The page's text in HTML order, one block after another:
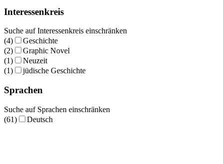
Interessenkreis
Suche auf Interessenkreis einschränken
(4)
Geschichte
(2)
Graphic Novel
(1)
Neuzeit
(1)
jüdische Geschichte
Sprachen
Suche auf Sprachen einschränken
(61)
Deutsch